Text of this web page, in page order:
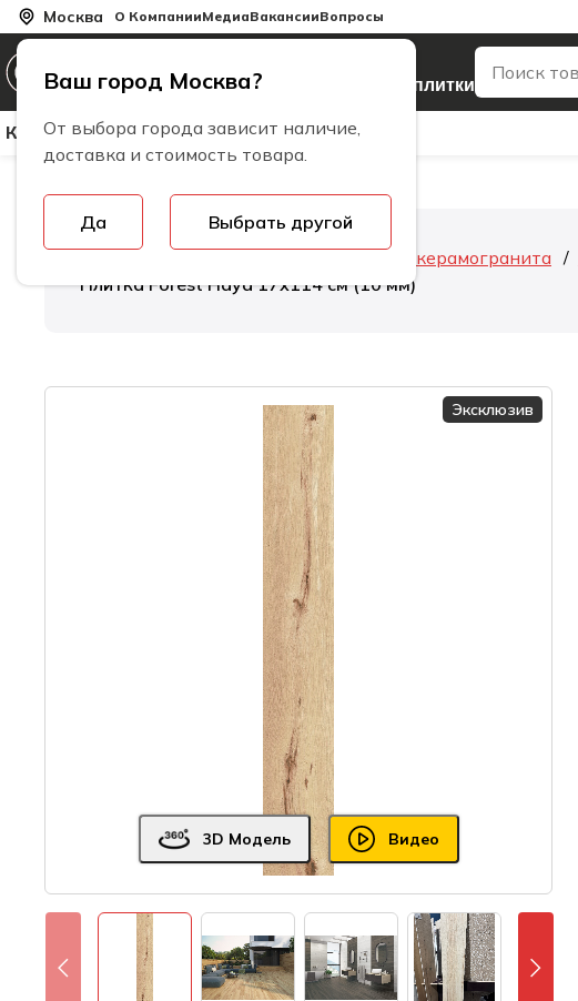
Москва
Ваш город Москва?
От выбора города зависит наличие,
доставка и стоимость товара.
Да Выбрать другой
О КомпанииМедиаВакансииВопросы
керамогранита и плитки
Керамическая ПлиткаКерамогранитБренды
Толщина керамогранита
Плитка Forest Haya 17х114 см (10 мм)
3D Модель Видео
Эксклюзив